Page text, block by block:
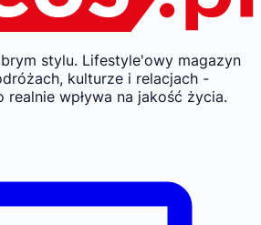
stylu. Lifestyle'owy magazyn
kulturze i relacjach -
wpływa na jakość życia.